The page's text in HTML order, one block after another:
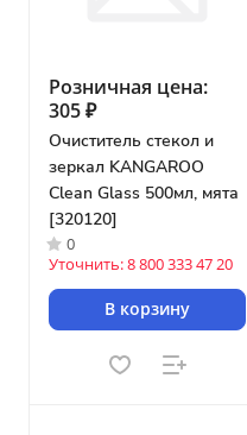
Розничная цена:
305 ₽
Очиститель стекол и
зеркал KANGAROO
Clean Glass 500мл, мята
[320120]
0
Уточнить: 8 800 333 47 20
В корзину